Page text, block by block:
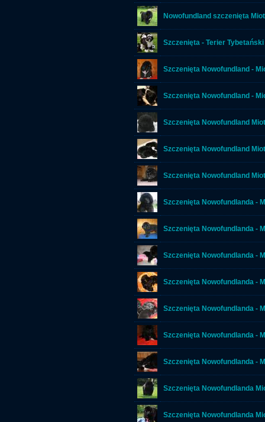
Nowofundland szczenięta
Szczenięta - Terier Tybetański
Szczenięta Nowofundland -
Szczenięta Nowofundland -
Szczenięta Nowofundland
Szczenięta Nowofundland
Szczenięta Nowofundland
Szczenięta Nowofundlanda -
Szczenięta Nowofundlanda -
Szczenięta Nowofundlanda -
Szczenięta Nowofundlanda -
Szczenięta Nowofundlanda -
Szczenięta Nowofundlanda -
Szczenięta Nowofundlanda -
Szczenięta Nowofundlanda
Szczenięta Nowofundlanda